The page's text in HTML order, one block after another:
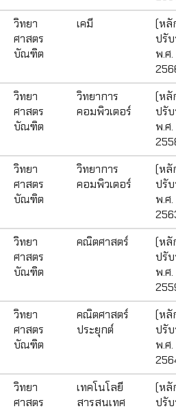
วิทยา
ศาสตร
บัณฑิต
เคมี
(หลั
ปรั
พ.ศ.
วิทยา
ศาสตร
บัณฑิต
วิทยาการ
คอมพิวเตอร์
(หลั
ปรั
พ.ศ.
วิทยา
ศาสตร
บัณฑิต
วิทยาการ
คอมพิวเตอร์
(หลั
ปรั
พ.ศ.
วิทยา
ศาสตร
บัณฑิต
คณิตศาสตร์
(หลั
ปรั
พ.ศ.
วิทยา
ศาสตร
บัณฑิต
คณิตศาสตร์
ประยุกต์
(หลั
ปรั
พ.ศ.
วิทยา
ศาสตร
เทคโนโลยี
สารสนเทศ
(หลั
ปรั